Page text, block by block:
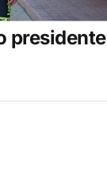
presidente